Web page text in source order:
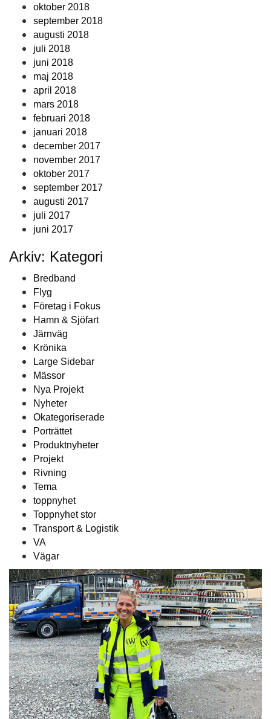
oktober 2018
september 2018
augusti 2018
juli 2018
juni 2018
maj 2018
april 2018
mars 2018
februari 2018
januari 2018
december 2017
november 2017
oktober 2017
september 2017
augusti 2017
juli 2017
juni 2017
Arkiv: Kategori
Bredband
Flyg
Företag i Fokus
Hamn & Sjöfart
Järnväg
Krönika
Large Sidebar
Mässor
Nya Projekt
Nyheter
Okategoriserade
Porträttet
Produktnyheter
Projekt
Rivning
Tema
toppnyhet
Toppnyhet stor
Transport & Logistik
VA
Vägar